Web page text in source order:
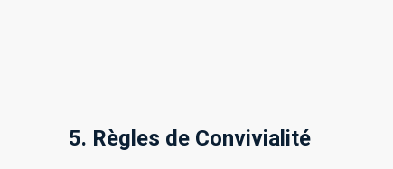
5. Règles de Convivialité